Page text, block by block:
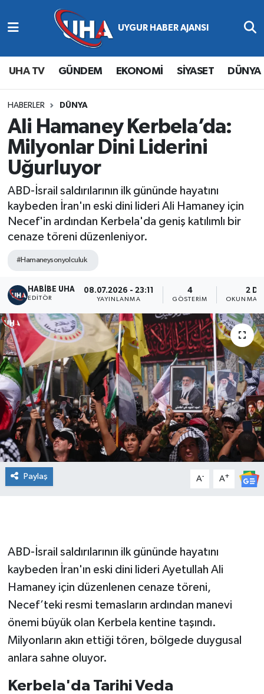
UHA TV GÜNDEM EKONOMİ SİYASET DÜNYA
HABERLER DÜNYA
Ali Hamaney Kerbela’da:
Milyonlar Dini Liderini
Uğurluyor
ABD-İsrail saldırılarının ilk gününde hayatını
kaybeden İran'ın eski dini lideri Ali Hamaney için
Necef'in ardından Kerbela'da geniş katılımlı bir
cenaze töreni düzenleniyor.
#Hamaneysonyolculuk
HABİBE UHA
EDITÖR
08.07.2026 - 23:11
YAYINLANMA
4
GÖSTERIM
2 DK
OKUNMA
Paylaş A- A+
ABD-İsrail saldırılarının ilk gününde hayatını
kaybeden İran'ın eski dini lideri Ayetullah Ali
Hamaney için düzenlenen cenaze töreni,
Necef’teki resmi temasların ardından manevi
önemi büyük olan Kerbela kentine taşındı.
Milyonların akın ettiği tören, bölgede duygusal
anlara sahne oluyor.
Kerbela'da Tarihi Veda
Abone Ol
Gündem
Ekonomi
Magazin
Siyaset
Spor
Yaşam
Nöbetçi Eczaneler
Hava Durumu
Namaz Vakitleri
Trafik Durumu
Süper Lig Puan Durumu ve Fikstür
Tüm Manşetler
Son Dakika Haberleri
Haber Arşivi